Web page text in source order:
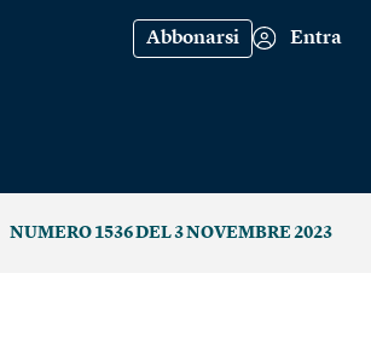
Abbonarsi Entra
NUMERO 1536 DEL 3 NOVEMBRE 2023